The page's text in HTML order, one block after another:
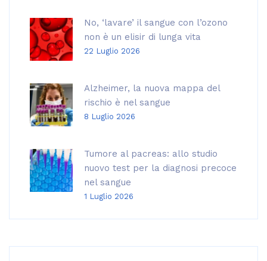
No, ‘lavare’ il sangue con l’ozono
non è un elisir di lunga vita
22 Luglio 2026
Alzheimer, la nuova mappa del
rischio è nel sangue
8 Luglio 2026
Tumore al pacreas: allo studio
nuovo test per la diagnosi precoce
nel sangue
1 Luglio 2026